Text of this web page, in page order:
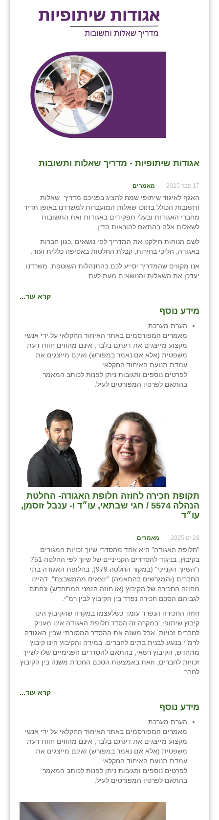
אגודות שיתופיות - מדריך שאלות ותשובות
17 פבר 2025 מאמרים
האגף לאיגוד שיתופי שמח להציג בפניכם מדריך שאלות
ותשובות הכולל בתוכו שאלות המועברות למשרדנו באופן תדיר
מחברי האגודות ובעלי תפקידים באגודות ואת התשובות
לשאלות אלה בהתאם להוראות הדין.
לשם הנוחות חילקנו את המדריך לפי נושאים ,כגון חברות
באגודה, הליכי בחירות, קבלת החלטות באסיפה כללית ועוד.
אנו מקווים שהמדריך יסייע לכם בהתנהלות השוטפת. משרדנו
יעדכן את השאלות והנושאים מעת לעת.
קרא עוד...
מידע נוסף
הערת מערכת
מאמרים המפורסמים באתר האיחוד החקלאי על ידי אנשי
מקצוע מייצגים את דעתם בלבד, אינם מהווים חוות דעת
משפטית (אלא אם נאמר במפורש) ואינם מייצגים את
עמדת תנועת האיחוד החקלאי .
לפרטים נוספים ותגובות ניתן לפנות לכותב המאמר
בהתאם לפרטיו המפורטים לעיל.
תקופת חכירה לחוזה חלופת האגודה- החלטת
הנהלה 5574 / חגי שבתאי, עו״ד ו- ענבל זוסמן,
עו״ד
28 ינו 2025 מאמרים
"חלופת האגודה" היא אחד מהסדרי שיוך זכויות המגורים
בקיבוץ. בניגוד להסדרים הקנייניים של שיוך לפי החלטה 751
ו"השיוך הקנייני" (במקור החלטה 979), בחלופת האגודה בתי
החברים (והמגרשים בהתאמה) "יוצאים מהמשבצת", דהיינו
מחוזה החכירה של הקיבוץ (או חוזה הזמני המתחדש) ונחתם
לגביהם הסכם חכירה נפרד בין הקיבוץ לבין רמ"י.
חוזה החכירה הנפרד עומד כשלעצמו במקרה שהקיבוץ הינו
קיבוץ שיתופי. במקרה זה הסדר חלופת האגודה אינו מעניק
לחברים זכויות, אבל משנה את ההסדר המסורתי שבין האגודה
לרמ"י בנוגע לבנית בתים לחברים. במידה והקיבוץ הינו קיבוץ
מתחדש, הקיבוץ רשאי, בהתאם להסדרים הפנימיים שלו לשייך
זכויות לחברים, וזאת באמצעות הסכם החכרת משנה בין הקיבוץ
לחבר.
קרא עוד...
מידע נוסף
הערת מערכת
מאמרים המפורסמים באתר האיחוד החקלאי על ידי אנשי
מקצוע מייצגים את דעתם בלבד, אינם מהווים חוות דעת
משפטית (אלא אם נאמר במפורש) ואינם מייצגים את
עמדת תנועת האיחוד החקלאי .
לפרטים נוספים ותגובות ניתן לפנות לכותב המאמר
בהתאם לפרטיו המפורטים לעיל.
ורד יריחו
דקל
זוהר
חבצלת השרון
יבול (מורג)
יד השמונה
כפר מרדכי
כפר סבא (אגרא)
כפר שמריהו
מגשימים
מישר
מכורה
נאות הכיכר
נווה אטי״ב
עין תמר